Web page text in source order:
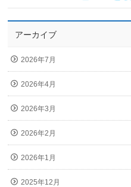
アーカイブ
2026年7月
2026年4月
2026年3月
2026年2月
2026年1月
2025年12月